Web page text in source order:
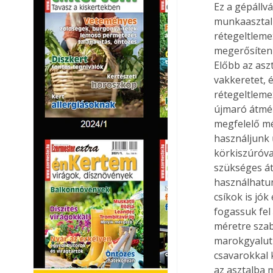
Ez a
Előbb az
vakkeretet,
újmaró
megfelelő
szükséges
csíkok is jók
fogassuk fel
méretre
csavarokkal
az asztalba